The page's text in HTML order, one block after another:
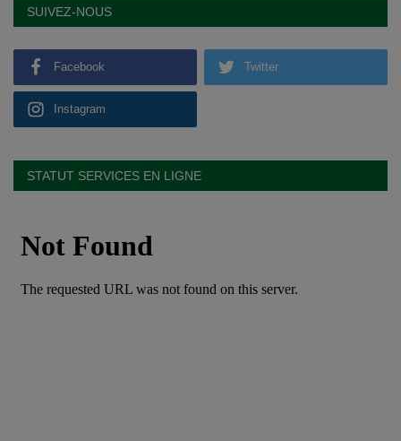
SUIVEZ-NOUS
Facebook Twitter
Instagram
STATUT SERVICES EN LIGNE